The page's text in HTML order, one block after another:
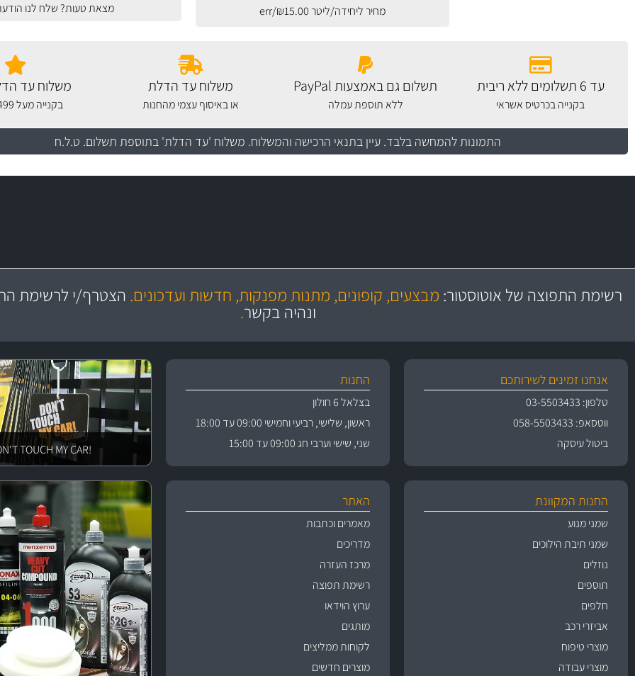
מחיר ליחידה/ליטר
₪15.00
/err
מצאת טעות? שלח לנו
עד 6 תשלומים ללא ריבית
בקנייה בכרטיס אשראי
תשלום גם באמצעות PayPal
ללא תוספת עמלה
משלוח עד הדלת
או באיסוף עצמי מהחנות
משלוח עד
בקנייה מעל 499 שקלים
התמונות להמחשה בלבד. עיין בתנאי הרכישה והמשלוח. משלוח 'עד הדלת' בתוספת תשלום. ט.ל.ח
משלוח מהיר
באמצעות צ'יטה
משלוחים
במחיר
יותר מ- 500 מסנני שמן, אוויר, דלק וקבינה
מחלקת המסננים שלנו עשירה וכוללת מסננים מקוריים ומסננים של MANN ו- MAHLE
גרמניה
יותר מ- 400 מוצרי טיפוח לרכב
בקרו במחלקת מוצרי
מקצועיות
ושירות מצויין רשימת התפוצה של אוטוסטור: מבצעים, קופונים, מתנות מפנקות, חדשות ועדכונים. הצטרף/י לרשימת
ונהיה בקשר.
אנחנו זמינים לשירותכם
טלפון: 03-5503433
ווטסאפ: 058-5503433
ביטול עיסקה
החנות
בצלאל 6 חולון
ראשון, שלישי, רביעי וחמישי 09:00 עד 18:00
שני, שישי וערבי חג 09:00 עד 15:00
!DON'T TOUCH MY CAR
החנות המקוונת
שמני מנוע
שמני תיבת הילוכים
נוזלים
תוספים
חלפים
אביזרי רכב
מוצרי טיפוח
מוצרי עבודה
האתר
מאמרים וכתבות
מדריכים
מרכז העזרה
רשימת תפוצה
ערוץ הוידאו
מותגים
לקוחות ממליצים
מוצרים חדשים